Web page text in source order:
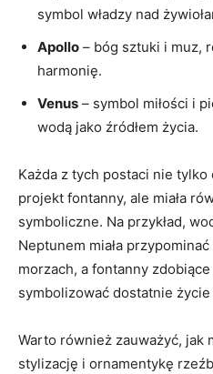
symbol władzy nad
Apollo – bóg sztuki i muz,
harmonię.
Venus – symbol miłości i
wodą jako źródłem życia.
Każda z tych postaci nie tylko
projekt fontanny, ale miała
symboliczne. Na przykład,
Neptunem miała
morzach, a fontanny zdobiące
symbolizować dostatnie
Warto również zauważyć, jak
stylizację i ornamentykę